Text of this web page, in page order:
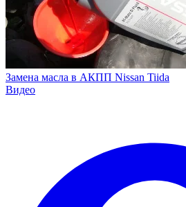
Замена масла в АКПП Nissan Tiida
Видео